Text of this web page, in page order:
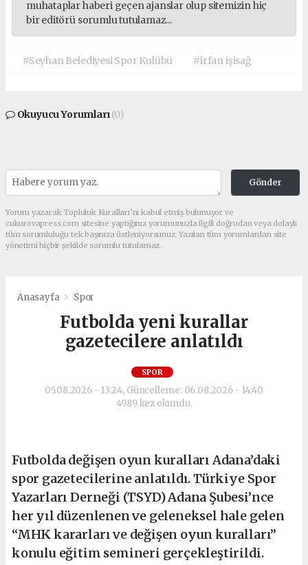
muhataplar haberi geçen ajanslar olup sitemizin hiç
bir editörü sorumlu tutulamaz...
#Seyhan Belediyesi Spor Kulübü #irfan işisağ
Okuyucu Yorumları(0)
Gönder
Yorum yazarak Topluluk Kuralları’nı kabul etmiş bulunuyor ve
cukurovapress.com sitesine yaptığınız yorumunuzla ilgili doğrudan veya dolaylı
tüm sorumluluğu tek başınıza üstleniyorsunuz. Yazılan tüm yorumlardan site
yönetimi hiçbir şekilde sorumlu tutulamaz.
Anasayfa Spor
Futbolda yeni kurallar
gazetecilere anlatıldı
SPOR
05.08.2026 - 13:24, Güncelleme: 06.08.2026 - 14:40
4989 kez okundu.
Futbolda değişen oyun kuralları Adana’daki
spor gazetecilerine anlatıldı. Türkiye Spor
Yazarları Derneği (TSYD) Adana Şubesi’nce
her yıl düzenlenen ve geleneksel hale gelen
“MHK kararları ve değişen oyun kuralları”
konulu eğitim semineri gerçekleştirildi.